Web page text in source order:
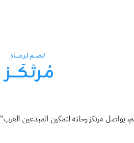
مرتكز رحلته لتمكين المبدعين العرب"